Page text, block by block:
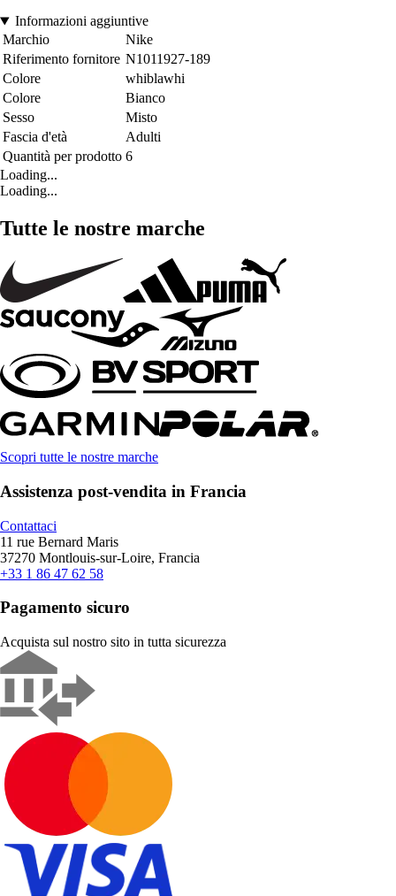
Informazioni aggiuntive
Marchio
Nike
Riferimento fornitore N1011927-189
Colore
whiblawhi
Colore
Bianco
Sesso
Misto
Fascia d'età
Adulti
Quantità per prodotto 6
Loading...
Loading...
Tutte le nostre marche
Scopri tutte le nostre marche
Assistenza post-vendita in Francia
Contattaci
11 rue Bernard Maris
37270 Montlouis-sur-Loire, Francia
+33 1 86 47 62 58
Pagamento sicuro
Acquista sul nostro sito in tutta sicurezza